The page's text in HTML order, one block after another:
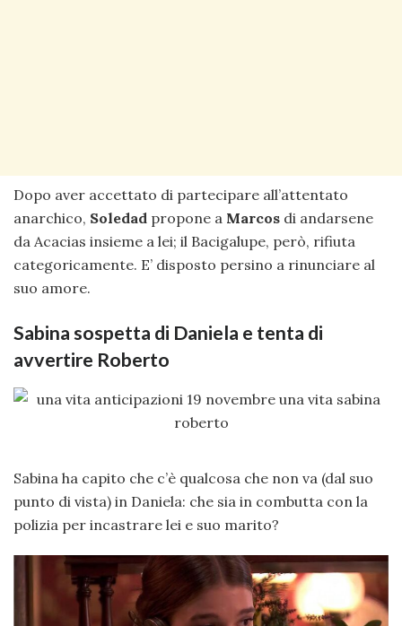
Dopo aver accettato di partecipare all’attentato
anarchico, Soledad propone a Marcos di andarsene
da Acacias insieme a lei; il Bacigalupe, però, rifiuta
categoricamente. E’ disposto persino a rinunciare al
suo amore.
Sabina sospetta di Daniela e tenta di
avvertire Roberto
Sabina ha capito che c’è qualcosa che non va (dal suo
punto di vista) in Daniela: che sia in combutta con la
polizia per incastrare lei e suo marito?